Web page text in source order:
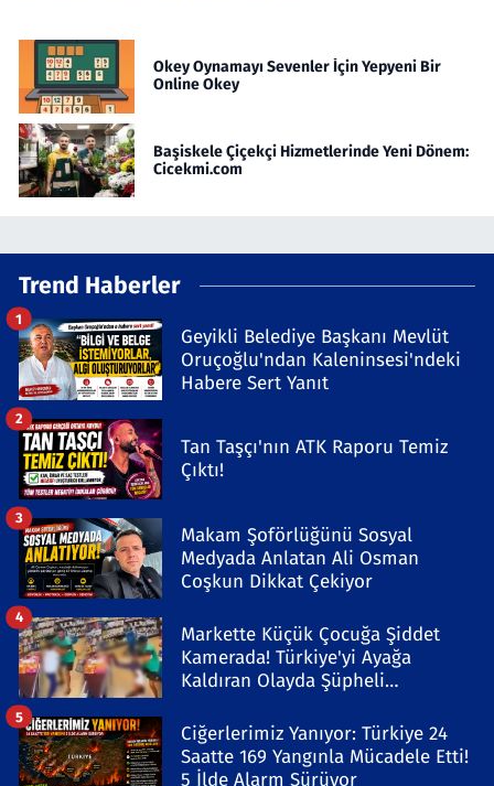
Okey Oynamayı Sevenler İçin Yepyeni Bir
Online Okey
Başiskele Çiçekçi Hizmetlerinde Yeni Dönem:
Cicekmi.com
Trend Haberler
Geyikli Belediye Başkanı Mevlüt
Oruçoğlu'ndan Kaleninsesi'ndeki
Habere Sert Yanıt
1
Tan Taşçı'nın ATK Raporu Temiz
Çıktı!
2
Makam Şoförlüğünü Sosyal
Medyada Anlatan Ali Osman
Coşkun Dikkat Çekiyor
3
Markette Küçük Çocuğa Şiddet
Kamerada! Türkiye'yi Ayağa
Kaldıran Olayda Şüpheli
4
Ciğerlerimiz Yanıyor: Türkiye 24
Saatte 169 Yangınla Mücadele Etti!
5 İlde Alarm Sürüyor
5